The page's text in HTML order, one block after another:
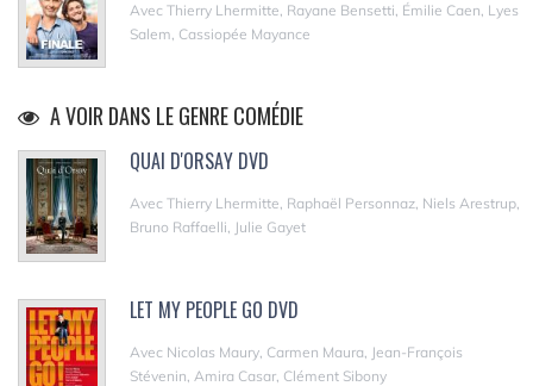
Avec Thierry Lhermitte, Rayane Bensetti, Émilie Caen, Lyes
Salem, Cassiopée Mayance
A VOIR DANS LE GENRE COMÉDIE
QUAI D'ORSAY DVD
Avec Thierry Lhermitte, Raphaël Personnaz, Niels Arestrup,
Bruno Raffaelli, Julie Gayet
LET MY PEOPLE GO DVD
Avec Nicolas Maury, Carmen Maura, Jean-François
Stévenin, Amira Casar, Clément Sibony